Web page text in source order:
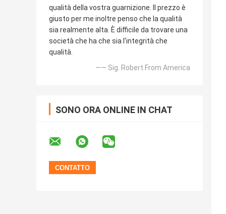
qualità della vostra guarnizione. Il prezzo è
giusto per me inoltre penso che la qualità
sia realmente alta. È difficile da trovare una
società che ha che sia l'integrità che
qualità.
—— Sig. Robert From America
SONO ORA ONLINE IN CHAT